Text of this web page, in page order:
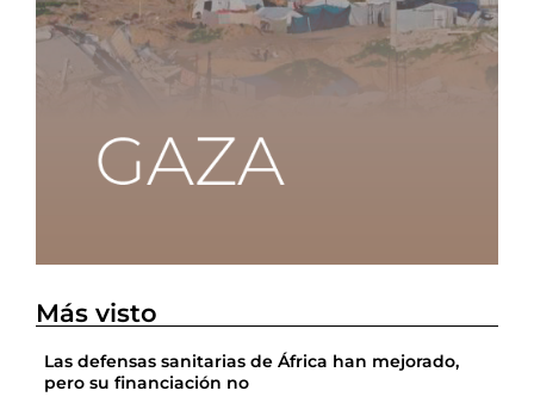
Más visto
Las defensas sanitarias de África han mejorado,
pero su financiación no